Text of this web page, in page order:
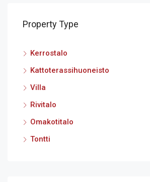
Property Type
Kerrostalo
Kattoterassihuoneisto
Villa
Rivitalo
Omakotitalo
Tontti